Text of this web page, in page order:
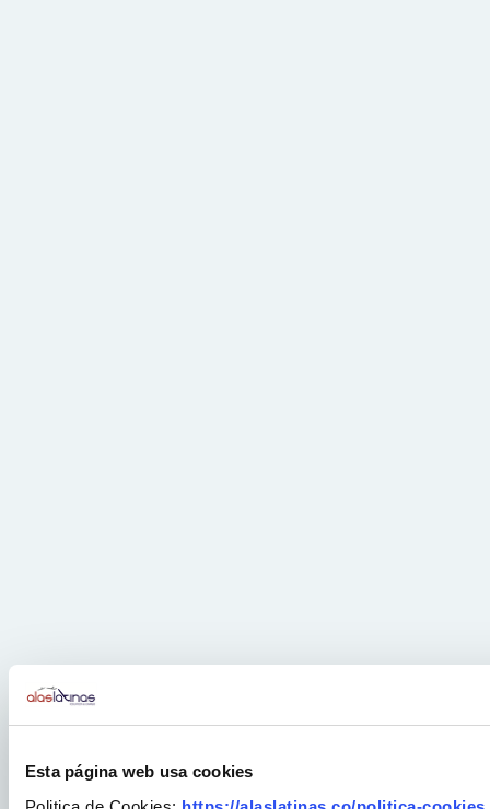
Esta página web usa cookies